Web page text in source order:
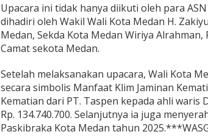
Upacara ini tidak hanya diikuti oleh para
dihadiri oleh Wakil Wali Kota Medan H.
Medan, Sekda Kota Medan Wiriya
Camat sekota Medan.
Setelah melaksanakan upacara, Wali Kota
secara simbolis Manfaat Klim Jaminan
Kematian dari PT. Taspen kepada ahli waris
Rp. 134.740.700. Selanjutnya ia juga
Paskibraka Kota Medan tahun